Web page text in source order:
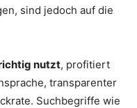
sind jedoch auf die
nutzt, profitiert
transparenter
Suchbegriffe wie